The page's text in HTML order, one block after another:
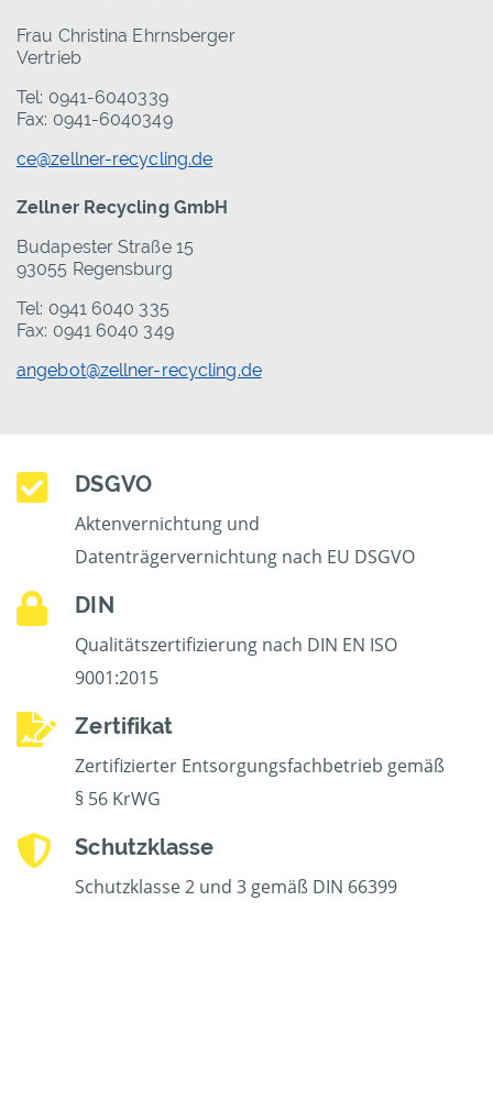
Frau Christina Ehrnsberger
Vertrieb
Tel: 0941-6040339
Fax: 0941-6040349
ce@zellner-recycling.de
Zellner Recycling GmbH
Budapester Straße 15
93055 Regensburg
Tel: 0941 6040 335
Fax: 0941 6040 349
angebot@zellner-recycling.de
DSGVO
Aktenvernichtung und
Datenträgervernichtung nach EU DSGVO
DIN
Qualitätszertifizierung nach DIN EN ISO
9001:2015
Zertifikat
Zertifizierter Entsorgungsfachbetrieb gemäß
§ 56 KrWG
Schutzklasse
Schutzklasse 2 und 3 gemäß DIN 66399